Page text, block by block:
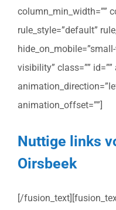
column_min_width=””
rule_style=”default”
visibility” class=””
animation_offset=””]
Nuttige links
Oirsbeek
[/